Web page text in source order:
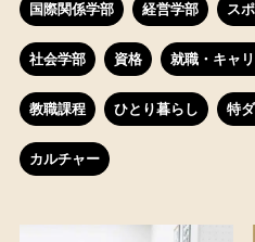
国際関係学部 経営学部 ス
社会学部 資格 就職・キャ
教職課程 ひとり暮らし 特
カルチャー